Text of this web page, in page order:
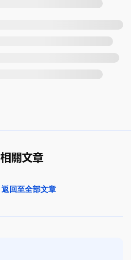
相關文章
返回至全部文章